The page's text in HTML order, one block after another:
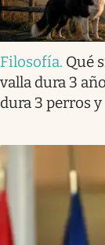
Filosofía. Qué
valla dura 3
dura 3 perros